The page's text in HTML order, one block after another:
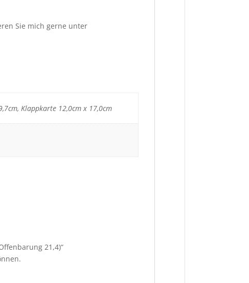
Sie mich gerne unter
Klappkarte 12,0cm x 17,0cm
21,4)“